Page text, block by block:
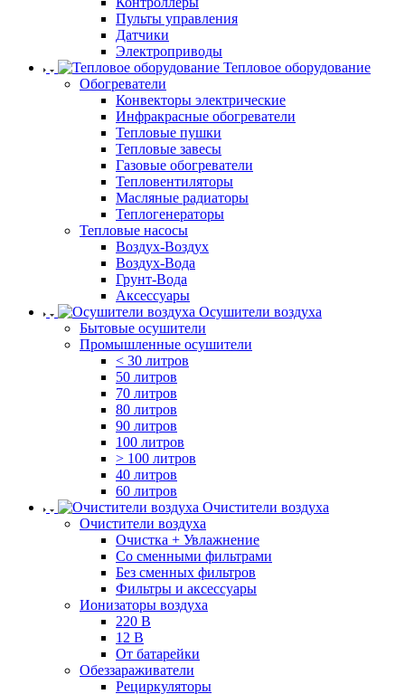
Пульты управления
Датчики
Электроприводы
Тепловое оборудование
Обогреватели
Конвекторы электрические
Инфракрасные обогреватели
Тепловые пушки
Тепловые завесы
Газовые обогреватели
Тепловентиляторы
Масляные радиаторы
Теплогенераторы
Тепловые насосы
Воздух-Воздух
Воздух-Вода
Грунт-Вода
Аксессуары
Осушители воздуха
Бытовые осушители
Промышленные осушители
< 30 литров
50 литров
70 литров
80 литров
90 литров
100 литров
> 100 литров
40 литров
60 литров
Очистители воздуха
Очистители воздуха
Очистка + Увлажнение
Cо сменными фильтрами
Без сменных фильтров
Фильтры и аксессуары
Ионизаторы воздуха
220 В
12 В
От батарейки
Обеззараживатели
Рециркуляторы